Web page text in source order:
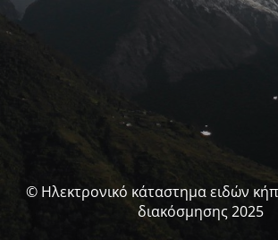
© Ηλεκτρονικό κάταστημα ειδών
διακόσμησης 2025